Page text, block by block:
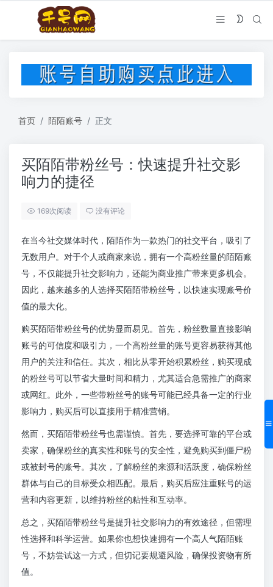
首页 陌陌账号 正文
买陌陌带粉丝号：快速提升社交影
响力的捷径
169次阅读 没有评论
在当今社交媒体时代，陌陌作为一款热门的社交平台，吸引了
无数用户。对于个人或商家来说，拥有一个高粉丝量的陌陌账
号，不仅能提升社交影响力，还能为商业推广带来更多机会。
因此，越来越多的人选择买陌陌带粉丝号，以快速实现账号价
值的最大化。
购买陌陌带粉丝号的优势显而易见。首先，粉丝数量直接影响
账号的可信度和吸引力，一个高粉丝量的账号更容易获得其他
用户的关注和信任。其次，相比从零开始积累粉丝，购买现成
的粉丝号可以节省大量时间和精力，尤其适合急需推广的商家
或网红。此外，一些带粉丝号的账号可能已经具备一定的行业
影响力，购买后可以直接用于精准营销。
然而，买陌陌带粉丝号也需谨慎。首先，要选择可靠的平台或
卖家，确保粉丝的真实性和账号的安全性，避免购买到僵尸粉
或被封号的账号。其次，了解粉丝的来源和活跃度，确保粉丝
群体与自己的目标受众相匹配。最后，购买后应注重账号的运
营和内容更新，以维持粉丝的粘性和互动率。
总之，买陌陌带粉丝号是提升社交影响力的有效途径，但需理
性选择和科学运营。如果你也想快速拥有一个高人气陌陌账
号，不妨尝试这一方式，但切记要规避风险，确保投资物有所
值。